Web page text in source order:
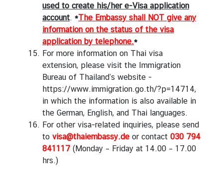
used to create his/her e-Visa application
account. *The Embassy shall NOT give any
information on the status of the visa
application by telephone.*
For more information on Thai visa
extension, please visit the Immigration
Bureau of Thailand’s website -
https://www.immigration.go.th/?p=14714,
in which the information is also available in
the German, English, and Thai languages.
For other visa-related inquiries, please send
to visa@thaiembassy.de or contact 030 794
841117 (Monday – Friday at 14.00 – 17.00
hrs.)